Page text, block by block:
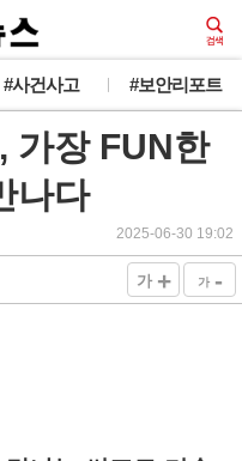
#사건사고 #보안리포트
가장 FUN한
나다
2025-06-30 19:02
가 + 가 -